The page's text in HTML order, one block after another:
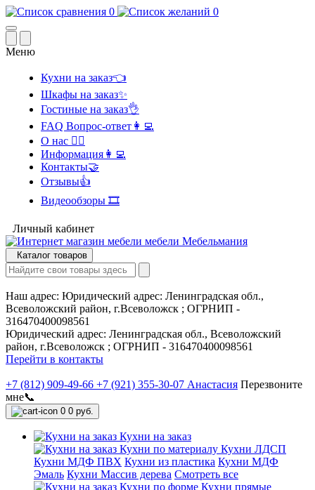
0 0
Меню
Кухни на заказ👈
Шкафы на заказ✨
Гостиные на заказ👌
FAQ Вопрос-ответ👩‍💻
О нас 🙋‍♂️
Информация👩‍💻
Контакты🤝
Отзывы👍
Видеообзоры 🎞️
Личный кабинет
Каталог товаров
Наш адрес: Юридический адрес: Ленинградская обл.,
Всеволожский район, г.Всеволожск ; ОГРНИП -
316470400098561
Юридический адрес: Ленинградская обл., Всеволожский
район, г.Всеволожск ; ОГРНИП - 316470400098561
Перейти в контакты
+7 (812) 909-49-66 +7 (921) 355-30-07 Анастасия Перезвоните
мне📞
0 0 руб.
Кухни на заказ
Кухни по материалу Кухни ЛДСП
Кухни МДФ ПВХ Кухни из пластика Кухни МДФ
Эмаль Кухни Массив дерева Смотреть все
Кухни по форме Кухни прямые